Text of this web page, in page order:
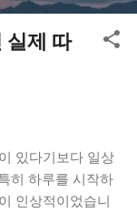
실제 따
있다기보다 일상
히 하루를 시작하
인상적이었습니